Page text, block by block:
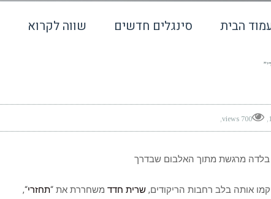
הבית סינגלים חדשים שווה לקרוא
700 views
בלדה מרגשת מתוך האלבום שבדרך
אותה בלב רחבות הריקודים, שרית חדד משחררת את “תחזרי“,